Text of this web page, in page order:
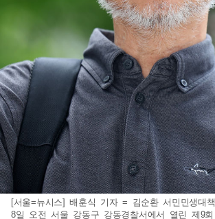
[서울=뉴시스] 배훈식 기자 = 김순환 서민민생대
8일 오전 서울 강동구 강동경찰서에서 열린 제9회